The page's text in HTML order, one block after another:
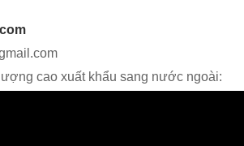
cao xuất khẩu sang nước ngoài: